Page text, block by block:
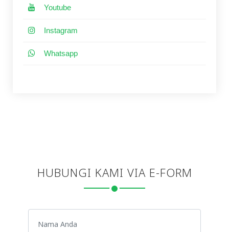
Youtube
Instagram
Whatsapp
HUBUNGI KAMI VIA E-FORM